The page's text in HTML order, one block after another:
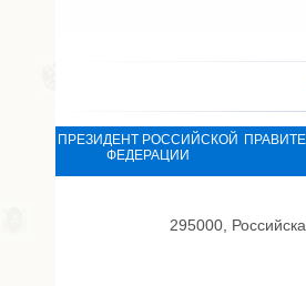
ПРЕЗИДЕНТ РОССИЙСКОЙ
ФЕДЕРАЦИИ
295000,